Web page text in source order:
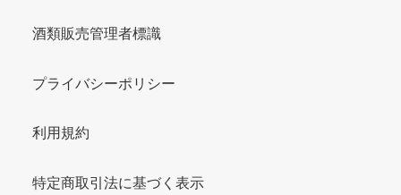
酒類販売管理者標識
プライバシーポリシー
利用規約
特定商取引法に基づく表示